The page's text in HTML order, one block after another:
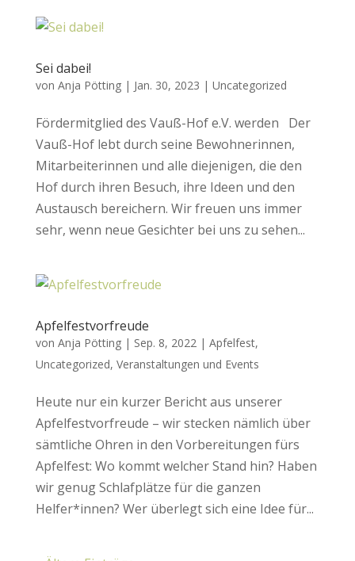
Sei dabei!
von Anja Pötting| Jan. 30, 2023 | Uncategorized
Fördermitglied des Vauß-Hof e.V. werden Der
Vauß-Hof lebt durch seine Bewohnerinnen,
Mitarbeiterinnen und alle diejenigen, die den
Hof durch ihren Besuch, ihre Ideen und den
Austausch bereichern. Wir freuen uns immer
sehr, wenn neue Gesichter bei uns zu sehen...
Apfelfestvorfreude
von Anja Pötting| Sep. 8, 2022| Apfelfest,
Uncategorized, Veranstaltungen und Events
Heute nur ein kurzer Bericht aus unserer
Apfelfestvorfreude – wir stecken nämlich über
sämtliche Ohren in den Vorbereitungen fürs
Apfelfest: Wo kommt welcher Stand hin? Haben
wir genug Schlafplätze für die ganzen
Helfer*innen? Wer überlegt sich eine Idee für...